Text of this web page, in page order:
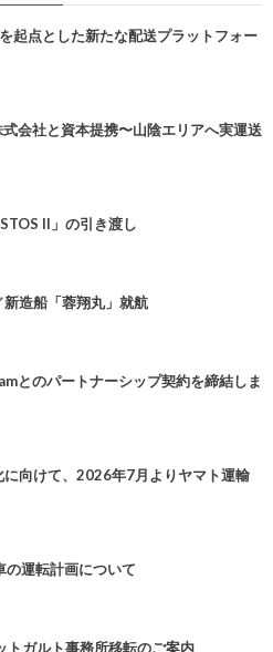
起点とした新たな配送プラットフォー
会社と資本提携〜山陰エリアへ実運送
II」の引き渡し
造船「蓉翔丸」就航
とのパートナーシップ契約を締結しま
に向けて、2026年7月よりヤマト運輸
の運転計画について
トガルト事務所移転のご案内